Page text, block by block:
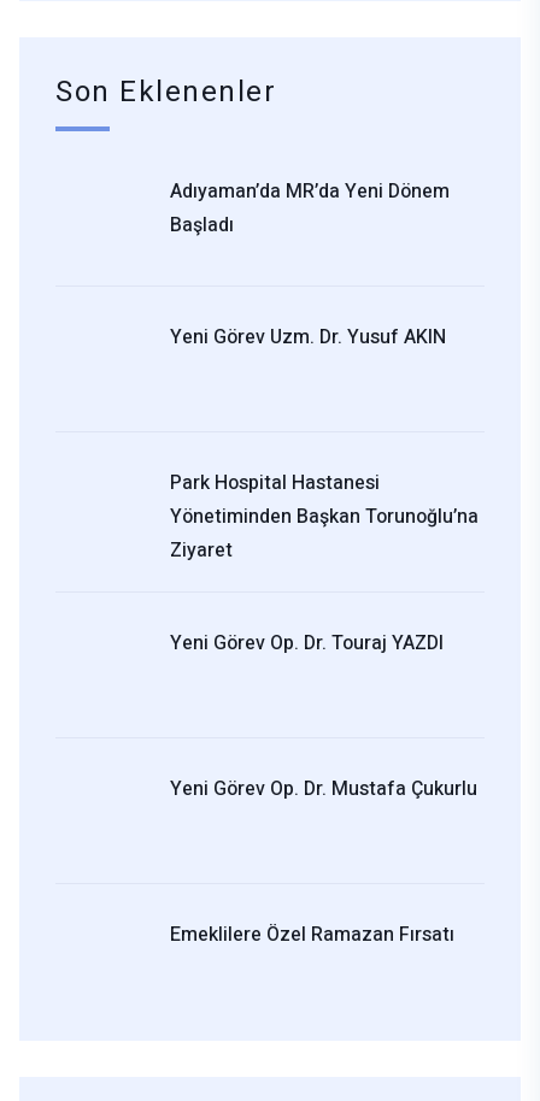
Son Eklenenler
Adıyaman’da MR’da Yeni Dönem
Başladı
Yeni Görev Uzm. Dr. Yusuf AKIN
Park Hospital Hastanesi
Yönetiminden Başkan Torunoğlu’na
Ziyaret
Yeni Görev Op. Dr. Touraj YAZDI
Yeni Görev Op. Dr. Mustafa Çukurlu
Emeklilere Özel Ramazan Fırsatı